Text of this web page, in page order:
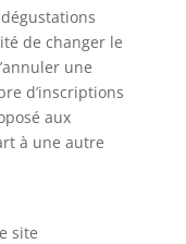
de changer le
une
d’inscriptions
aux
à une autre
site